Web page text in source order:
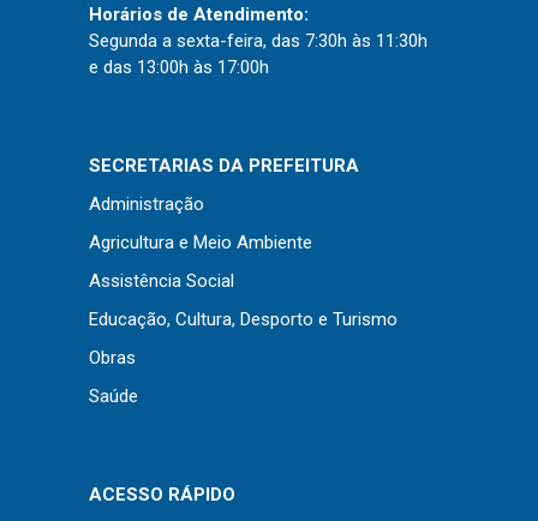
experiência mais relevante, lembrando suas
Horários de Atendimento:
Segunda a sexta-feira, das 7:30h às 11:30h
e das 13:00h às 17:00h
SECRETARIAS DA PREFEITURA
Administração
Agricultura e Meio Ambiente
Assistência Social
Educação, Cultura, Desporto e Turismo
Obras
Saúde
ACESSO RÁPIDO